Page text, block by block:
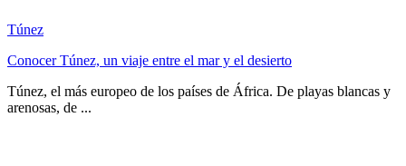
Túnez
Conocer Túnez, un viaje entre el mar y el desierto
Túnez, el más europeo de los países de África. De playas blancas y
arenosas, de ...